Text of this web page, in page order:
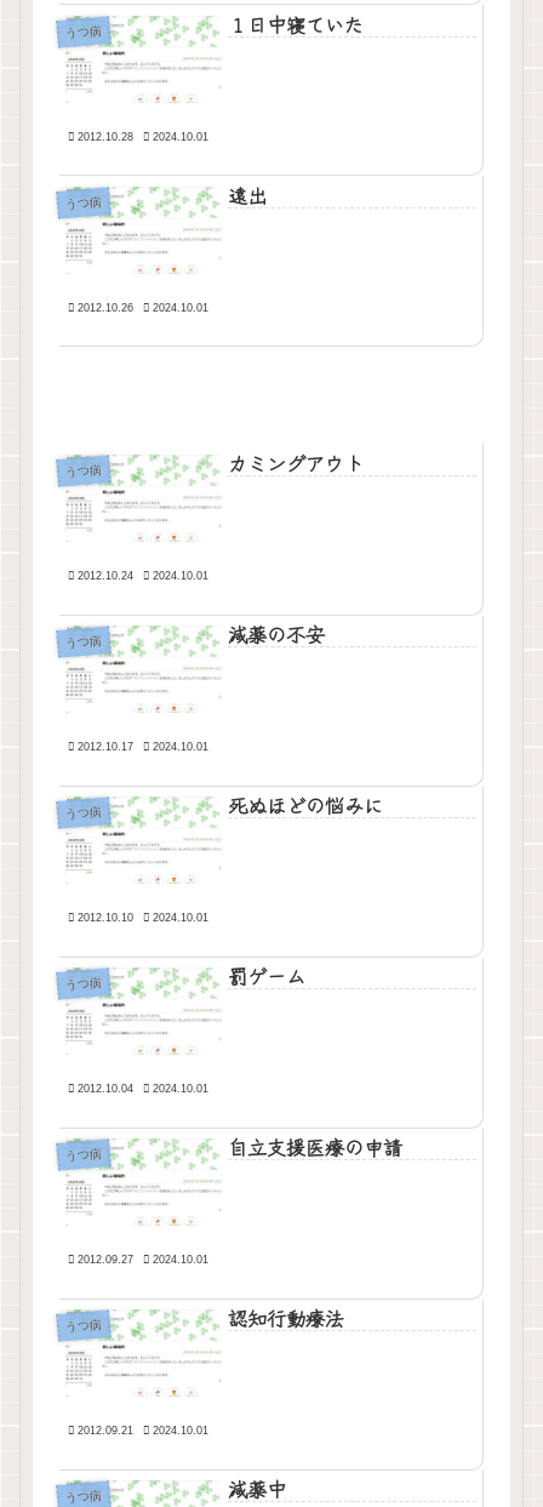
うつ病 １日中寝ていた
2012.10.28 2024.10.01
うつ病 遠出
2012.10.26 2024.10.01
うつ病 カミングアウト
2012.10.24 2024.10.01
うつ病 減薬の不安
2012.10.17 2024.10.01
うつ病 死ぬほどの悩みに
2012.10.10 2024.10.01
うつ病 罰ゲーム
2012.10.04 2024.10.01
うつ病 自立支援医療の申請
2012.09.27 2024.10.01
うつ病 認知行動療法
2012.09.21 2024.10.01
うつ病 減薬中